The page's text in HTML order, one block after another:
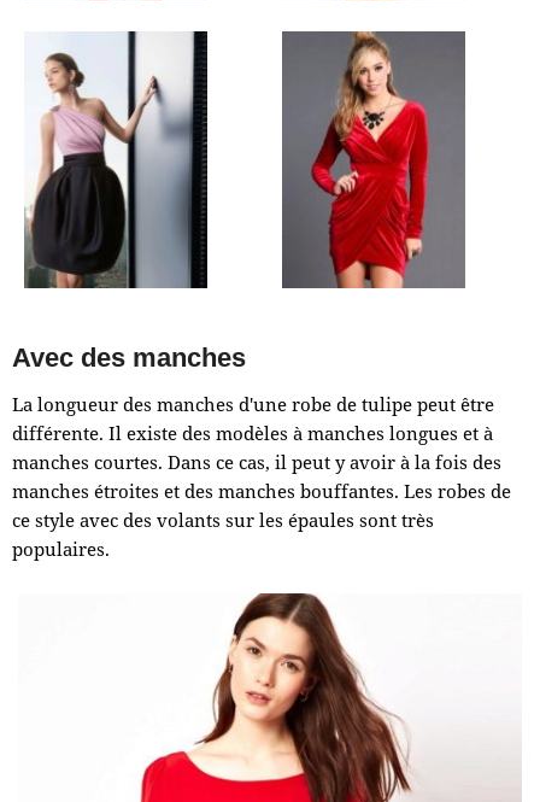
Avec des manches
La longueur des manches d'une robe de tulipe peut être
différente. Il existe des modèles à manches longues et à
manches courtes. Dans ce cas, il peut y avoir à la fois des
manches étroites et des manches bouffantes. Les robes de
ce style avec des volants sur les épaules sont très
populaires.